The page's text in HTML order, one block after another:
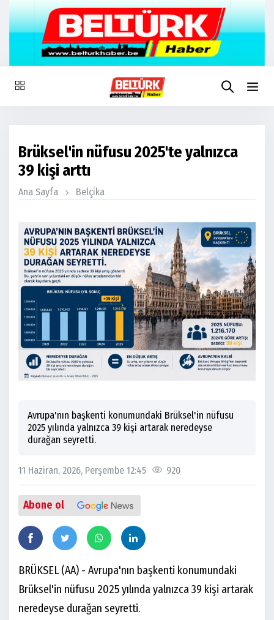
Brüksel'in nüfusu 2025'te yalnızca
39 kişi arttı
Ana Sayfa Belçi̇ka
Avrupa'nın başkenti konumundaki Brüksel'in nüfusu
2025 yılında yalnızca 39 kişi artarak neredeyse
durağan seyretti.
11 Haziran, 2026, Perşembe 12:45 920
Abone ol
BRÜKSEL (AA) - Avrupa'nın başkenti konumundaki
Brüksel'in nüfusu 2025 yılında yalnızca 39 kişi artarak
neredeyse durağan seyretti.